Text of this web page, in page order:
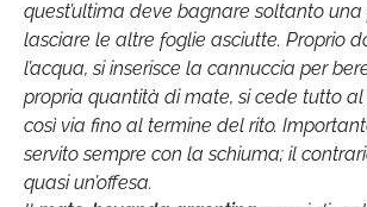
quest’ultima deve bagnare soltanto una
lasciare le altre foglie asciutte. Proprio
l’acqua, si inserisce la cannuccia per
propria quantità di mate, si cede tutto
così via fino al termine del rito.
servito sempre con la schiuma; il
quasi un’offesa.